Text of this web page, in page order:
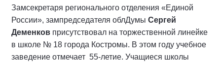
Замсекретаря регионального отделения «Единой
России», зампредседателя облДумы Сергей
Деменков присутствовал на торжественной линейке
в школе № 18 города Костромы. В этом году учебное
заведение отмечает 55-летие. Учащиеся школы